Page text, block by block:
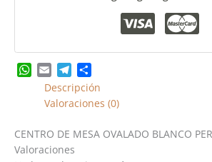
WhatsApp
EmailTelegram
Descripción
Valoraciones (0)
CENTRO DE MESA OVALADO BLANCO
Valoraciones